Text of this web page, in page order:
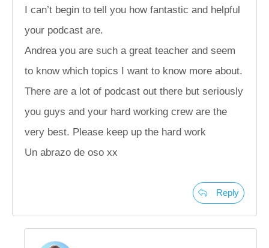
I can’t begin to tell you how fantastic and helpful
your podcast are.
Andrea you are such a great teacher and seem
to know which topics I want to know more about.
There are a lot of podcast out there but seriously
you guys and your hard working crew are the
very best. Please keep up the hard work
Un abrazo de oso xx
Reply